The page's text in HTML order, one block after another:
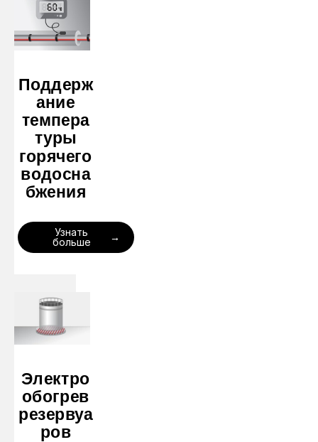
Поддерж
ание
темпера
туры
горячего
водосна
бжения
Узнать
больше
Электро
обогрев
резервуа
ров